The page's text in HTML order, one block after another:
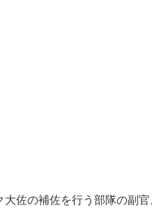
佐の補佐を行う部隊の副官